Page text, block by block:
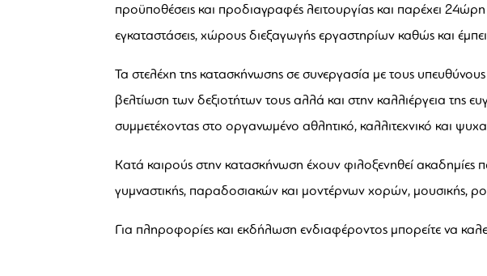
προϋποθέσεις και προδιαγραφές λειτουργίας και παρέχει
εγκαταστάσεις, χώρους διεξαγωγής εργαστηρίων καθώς και
Τα στελέχη της κατασκήνωσης σε συνεργασία με τους
βελτίωση των δεξιοτήτων τους αλλά και στην καλλιέργεια της
συμμετέχοντας στο οργανωμένο αθλητικό, καλλιτεχνικό και
Κατά καιρούς στην κατασκήνωση έχουν φιλοξενηθεί
γυμναστικής, παραδοσιακών και μοντέρνων χορών, μουσικής,
Για πληροφορίες και εκδήλωση ενδιαφέροντος μπορείτε να